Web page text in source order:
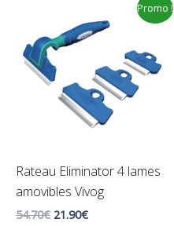
Promo !
Rateau Eliminator 4 lames
amovibles Vivog
54.70€
initial
était :
21.90€
prix
actuel
21.90€.